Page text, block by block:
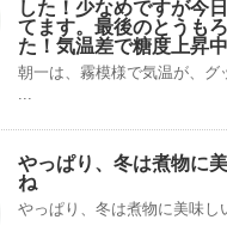
した！少なめですが今
てます。最後のとうも
た！気温差で糖度上昇中
朝一は、霧模様で気温が、
やっぱり、冬は煮物に
ね
やっぱり、冬は煮物に美味し